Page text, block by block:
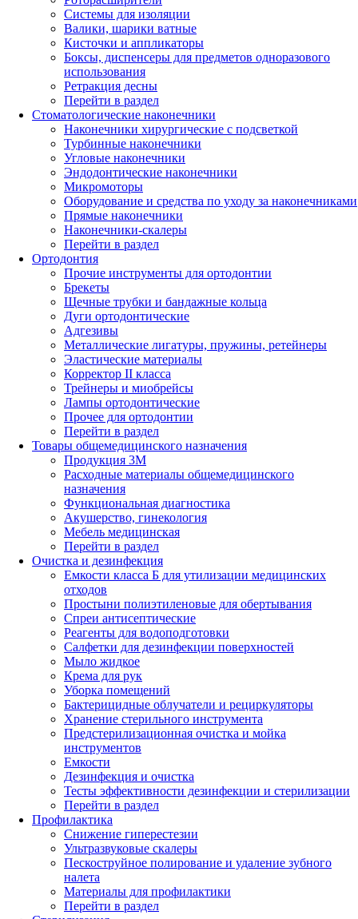
Системы для изоляции
Валики, шарики ватные
Кисточки и аппликаторы
Боксы, диспенсеры для предметов одноразового
использования
Ретракция десны
Перейти в раздел
Стоматологические наконечники
Наконечники хирургические с подсветкой
Турбинные наконечники
Угловые наконечники
Эндодонтические наконечники
Микромоторы
Оборудование и средства по уходу за наконечниками
Прямые наконечники
Наконечники-скалеры
Перейти в раздел
Ортодонтия
Прочие инструменты для ортодонтии
Брекеты
Щечные трубки и бандажные кольца
Дуги ортодонтические
Адгезивы
Металлические лигатуры, пружины, ретейнеры
Эластические материалы
Корректор II класса
Трейнеры и миобрейсы
Лампы ортодонтические
Прочее для ортодонтии
Перейти в раздел
Товары общемедицинского назначения
Продукция 3М
Расходные материалы общемедицинского
назначения
Функциональная диагностика
Акушерство, гинекология
Мебель медицинская
Перейти в раздел
Очистка и дезинфекция
Емкости класса Б для утилизации медицинских
отходов
Простыни полиэтиленовые для обертывания
Спреи антисептические
Реагенты для водоподготовки
Салфетки для дезинфекции поверхностей
Мыло жидкое
Крема для рук
Уборка помещений
Бактерицидные облучатели и рециркуляторы
Хранение стерильного инструмента
Предстерилизационная очистка и мойка
инструментов
Емкости
Дезинфекция и очистка
Тесты эффективности дезинфекции и стерилизации
Перейти в раздел
Профилактика
Снижение гиперестезии
Ультразвуковые скалеры
Пескоструйное полирование и удаление зубного
налета
Материалы для профилактики
Перейти в раздел